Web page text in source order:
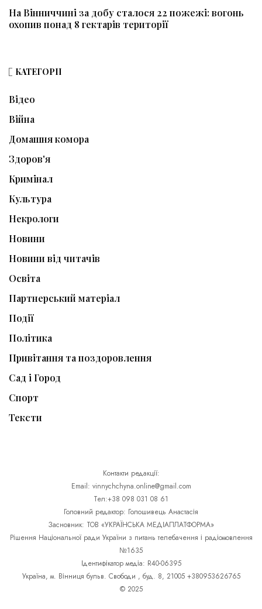
На Вінниччині за добу сталося 22 пожежі: вогонь
охопив понад 8 гектарів території
КАТЕГОРІЇ
Відео
Війна
Домашня комора
Здоров'я
Кримінал
Культура
Некрологи
Новини
Новини від читачів
Освіта
Партнерський матеріал
Події
Політика
Привітання та поздоровлення
Сад і Город
Спорт
Тексти
Контакти редакції:
Email: vinnychchyna.online@gmail.com
Тел:+38 098 031 08 61
Головний редактор: Голошивець Анастасія
Засновник: ТОВ «УКРАЇНСЬКА МЕДІАПЛАТФОРМА»
Рішення Національної ради України з питань телебачення і радіомовлення
№1635
Ідентифікатор медіа: R40-06395
Україна, м. Вінниця бульв. Свободи , буд. 8, 21005 +380953626765
© 2025